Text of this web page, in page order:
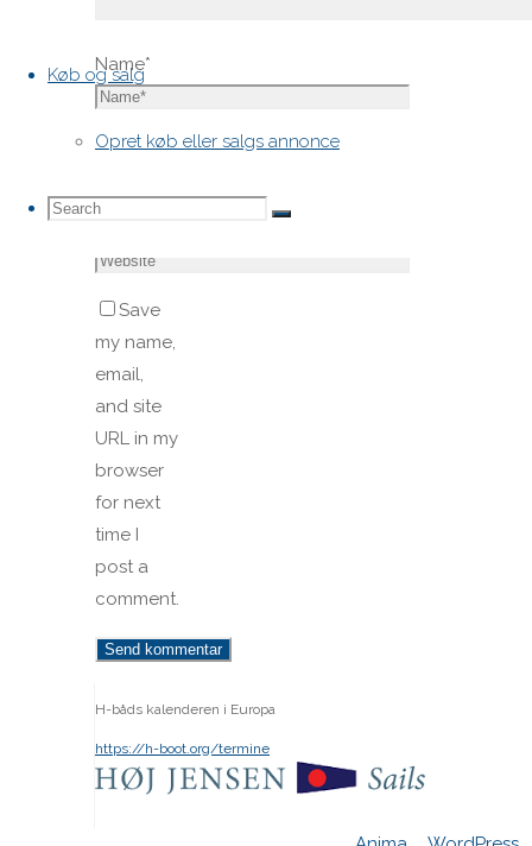
Køb og salg
Opret køb eller salgs annonce
Search
Search
Search
Name*
Email*
Save
my name,
email,
and site
URL in my
browser
for next
time I
post a
comment.
H-båds kalenderen i Europa
https://h-boot.org/termine